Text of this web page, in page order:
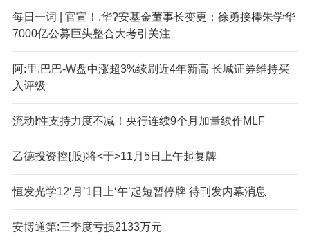
每日一词 | 官宣！.华?安基金董事长变更：徐勇接棒朱学华
7000亿公募巨头整合大考引关注
阿:里.巴巴-W盘中涨超3%续刷近4年新高 长城证券维持买
入评级
流动!性支持力度不减！央行连续9个月加量续作MLF
乙德投资控{股}将<于>11月5日上午起复牌
恒发光学12‘月’1日上‘午’起短暂停牌 待刊发内幕消息
安博通第:三季度亏损2133万元